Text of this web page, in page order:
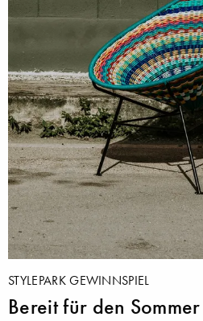
STYLEPARK GEWINNSPIEL
Bereit für den Sommer